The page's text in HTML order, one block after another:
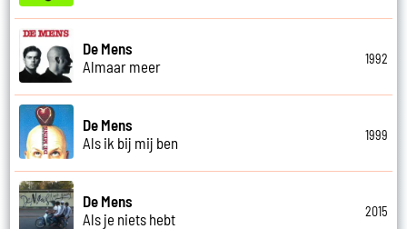
De Mens
Almaar meer
1992
De Mens
Als ik bij mij ben
1999
De Mens
Als je niets hebt
2015